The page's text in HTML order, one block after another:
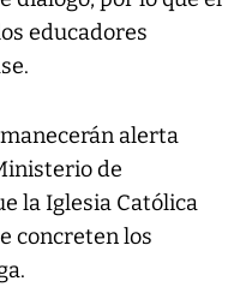
educadores
alerta
de
la Iglesia Católica
concreten los